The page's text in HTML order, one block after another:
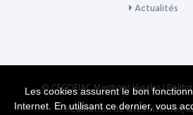
Actualités
© CECOFIACMentions légales|
Réalisation de sites Internet,
Les cookies assurent le bon
Internet. En utilisant ce dernier, vous